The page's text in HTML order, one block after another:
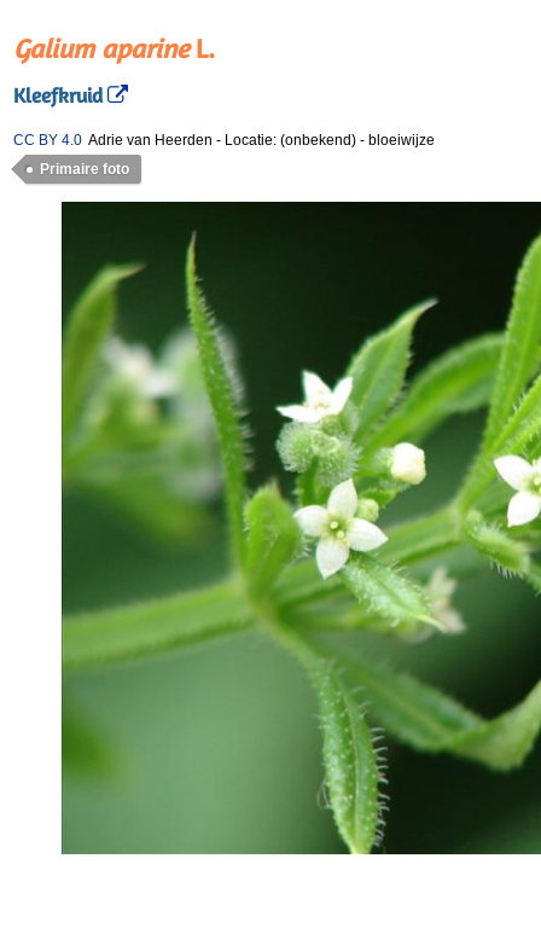
Galium aparineL.
Kleefkruid
CC BY 4.0 Adrie van Heerden - Locatie: (onbekend) - bloeiwijze
Primaire foto